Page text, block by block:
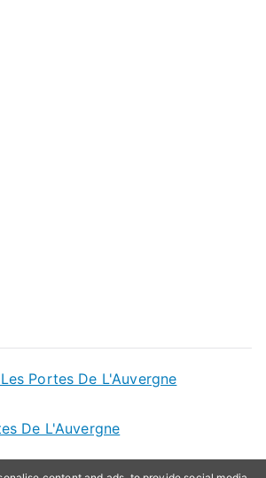
Portes De L'Auvergne
De L'Auvergne